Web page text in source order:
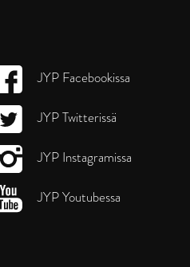
JYP Facebookissa
JYP Twitterissä
JYP Instagramissa
JYP Youtubessa